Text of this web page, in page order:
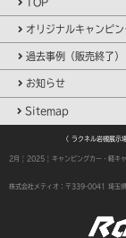
オリジナルキャンピン
過去事例（販売終了）
お知らせ
Sitemap
〈 ラクネル岩槻展
2月 | 2025 | キャンピングカー・軽キ
株式会社メティオ：〒339-0041 埼玉